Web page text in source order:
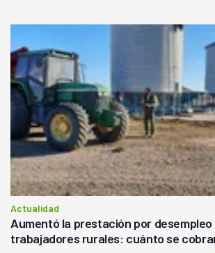
Actualidad
Aumentó la prestación por desempleo
trabajadores rurales: cuánto se